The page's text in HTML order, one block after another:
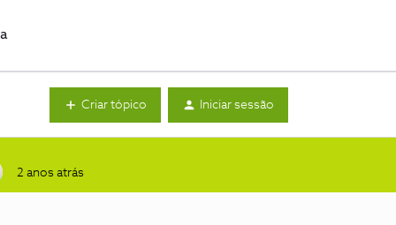
Criar tópico Iniciar sessão
2 anos atrás